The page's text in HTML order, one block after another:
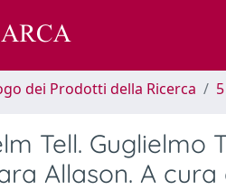
dei Prodotti della Ricerca
Tell. Guglielmo
Allason. A